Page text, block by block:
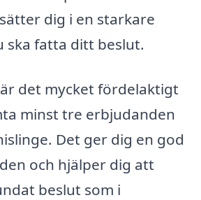
dig i en starkare
ska fatta ditt beslut.
det mycket fördelaktigt
minst tre erbjudanden
Det ger dig en god
och hjälper dig att
beslut som i